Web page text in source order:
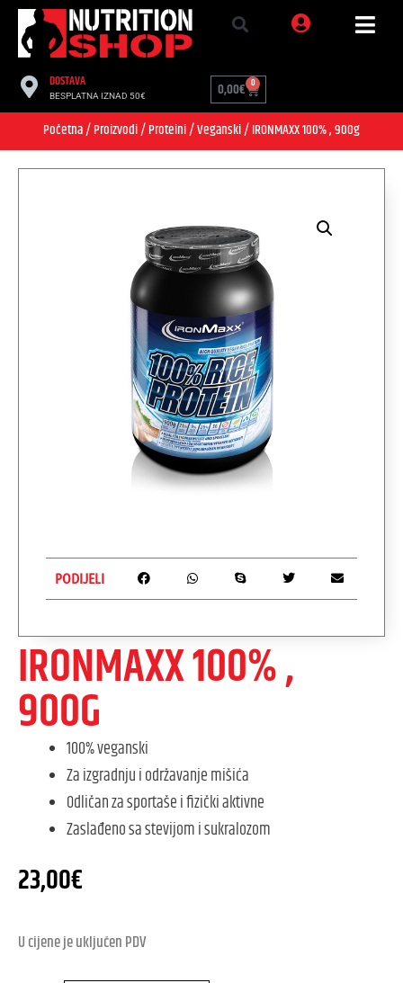
DOSTAVA
BESPLATNA IZNAD 50€ 0,00€ 0
Početna/Proizvodi/Proteini/Veganski/ IRONMAXX 100% , 900g
IRONMAXX 100% ,
900G
100% veganski
Za izgradnju i održavanje mišića
Odličan za sportaše i fizički aktivne
Zaslađeno sa stevijom i sukralozom
23,00€
U cijene je uključen PDV
PODIJELI